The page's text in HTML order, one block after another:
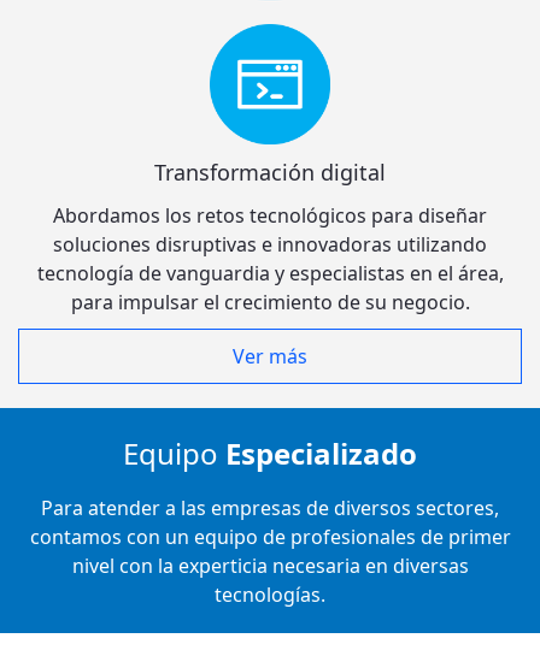
Transformación digital
Abordamos los retos tecnológicos para diseñar
soluciones disruptivas e innovadoras utilizando
tecnología de vanguardia y especialistas en el área,
para impulsar el crecimiento de su negocio.
Ver más
Equipo Especializado
Para atender a las empresas de diversos sectores,
contamos con un equipo de profesionales de primer
nivel con la experticia necesaria en diversas
tecnologías.